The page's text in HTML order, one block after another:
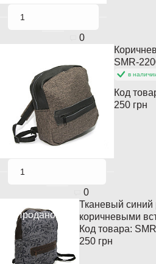
0
0
SMR-
в
Код
250 грн
Продано
Тканевый синий
коричневыми
Код товара:
250 грн